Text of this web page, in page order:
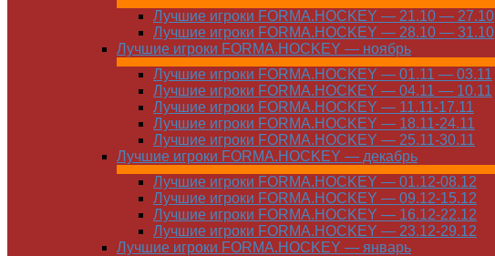
Лучшие игроки FORMA.HOCKEY — 21.10 — 27.10
Лучшие игроки FORMA.HOCKEY — 28.10 — 31.10
Лучшие игроки FORMA.HOCKEY — ноябрь
Лучшие игроки FORMA.HOCKEY — 01.11 — 03.11
Лучшие игроки FORMA.HOCKEY — 04.11 — 10.11
Лучшие игроки FORMA.HOCKEY — 11.11-17.11
Лучшие игроки FORMA.HOCKEY — 18.11-24.11
Лучшие игроки FORMA.HOCKEY — 25.11-30.11
Лучшие игроки FORMA.HOCKEY — декабрь
Лучшие игроки FORMA.HOCKEY — 01.12-08.12
Лучшие игроки FORMA.HOCKEY — 09.12-15.12
Лучшие игроки FORMA.HOCKEY — 16.12-22.12
Лучшие игроки FORMA.HOCKEY — 23.12-29.12
Лучшие игроки FORMA.HOCKEY — январь